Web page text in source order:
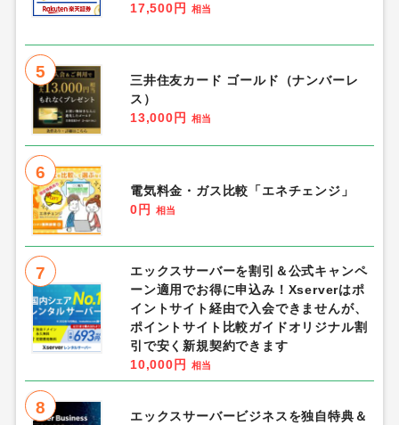
17,500円
相当
5
三井住友カード ゴールド（ナンバーレ
ス）
13,000円
相当
6
電気料金・ガス比較「エネチェンジ」
0円
相当
7
エックスサーバーを割引＆公式キャンペ
ーン適用でお得に申込み！Xserverはポ
イントサイト経由で入会できませんが、
ポイントサイト比較ガイドオリジナル割
引で安く新規契約できます
10,000円
相当
8
エックスサーバービジネスを独自特典＆